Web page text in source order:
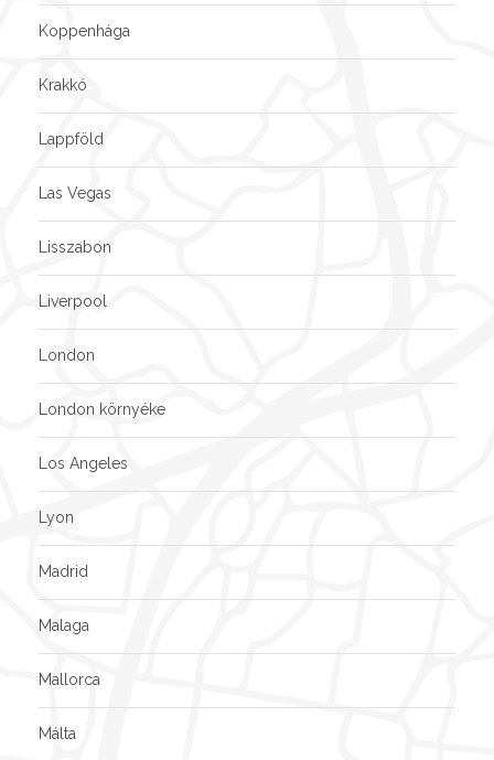
Koppenhága
Krakkó
Lappföld
Las Vegas
Lisszabon
Liverpool
London
London környéke
Los Angeles
Lyon
Madrid
Malaga
Mallorca
Málta